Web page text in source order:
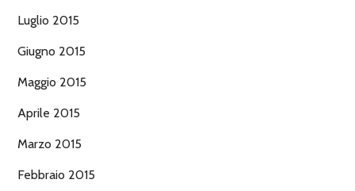
Luglio 2015
Giugno 2015
Maggio 2015
Aprile 2015
Marzo 2015
Febbraio 2015